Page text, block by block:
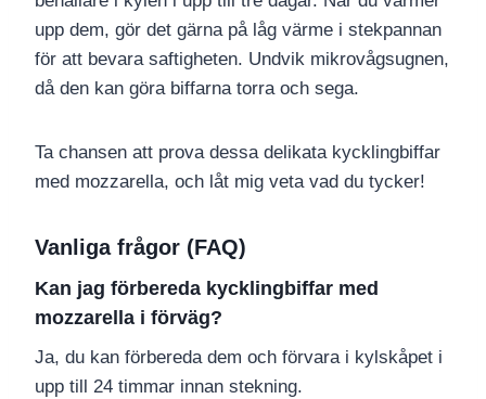
upp dem, gör det gärna på låg värme i stekpannan
för att bevara saftigheten. Undvik mikrovågsugnen,
då den kan göra biffarna torra och sega.
Ta chansen att prova dessa delikata kycklingbiffar
med mozzarella, och låt mig veta vad du tycker!
Vanliga frågor (FAQ)
Kan jag förbereda kycklingbiffar med
mozzarella i förväg?
Ja, du kan förbereda dem och förvara i kylskåpet i
upp till 24 timmar innan stekning.